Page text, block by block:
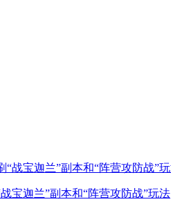
宝迦兰”副本和“阵营攻防战”玩法